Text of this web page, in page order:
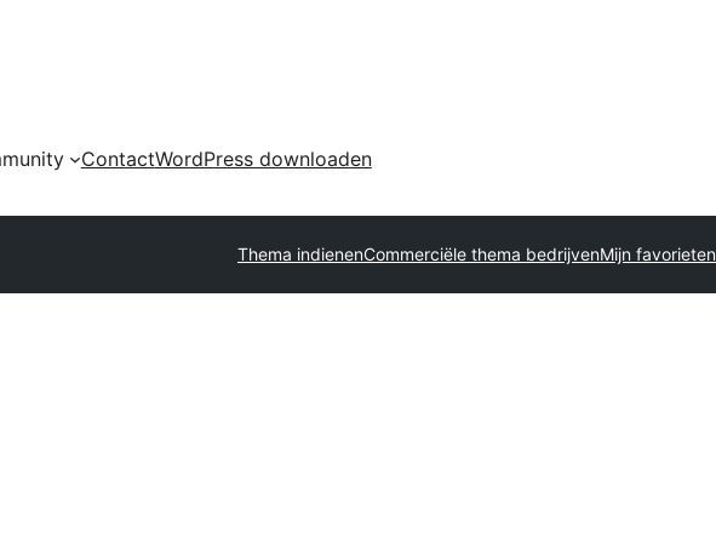
ContactWordPress downloaden
Thema indienenCommerciële thema bedrijvenMijn favorieten